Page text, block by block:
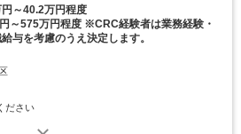
円～40.2万円程度
円～575万円程度 ※CRC経験者は業務経験・
与を考慮のうえ決定します。
ださい